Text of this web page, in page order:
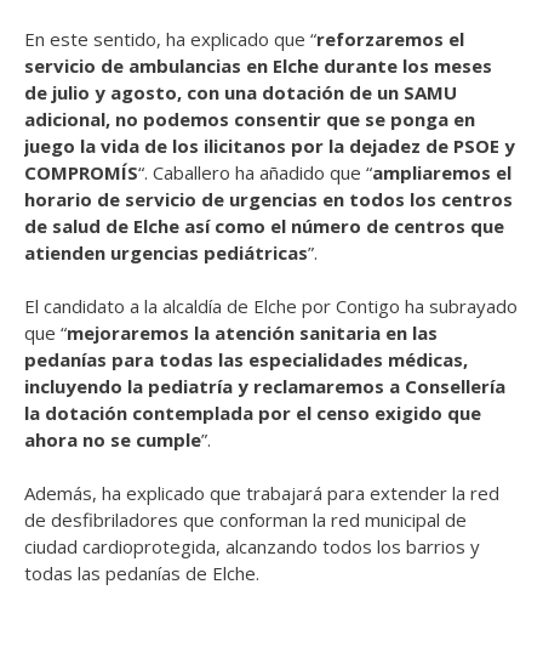
En este sentido, ha explicado que “reforzaremos el
servicio de ambulancias en Elche durante los meses
de julio y agosto, con una dotación de un SAMU
adicional, no podemos consentir que se ponga en
juego la vida de los ilicitanos por la dejadez de PSOE y
COMPROMÍS“. Caballero ha añadido que “ampliaremos el
horario de servicio de urgencias en todos los centros
de salud de Elche así como el número de centros que
atienden urgencias pediátricas”.
El candidato a la alcaldía de Elche por Contigo ha subrayado
que “mejoraremos la atención sanitaria en las
pedanías para todas las especialidades médicas,
incluyendo la pediatría y reclamaremos a Consellería
la dotación contemplada por el censo exigido que
ahora no se cumple”.
Además, ha explicado que trabajará para extender la red
de desfibriladores que conforman la red municipal de
ciudad cardioprotegida, alcanzando todos los barrios y
todas las pedanías de Elche.